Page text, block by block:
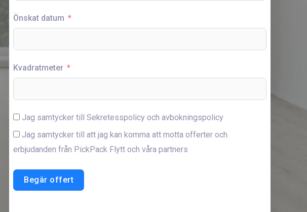
Önskat datum
Kvadratmeter
Jag samtycker till Sekretesspolicy och avbokningspolicy
Jag samtycker till att jag kan komma att motta offerter och
erbjudanden från PickPack Flytt och våra partners
Begär offert